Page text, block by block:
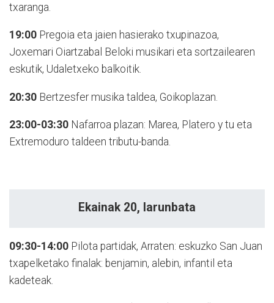
txaranga.
19:00 Pregoia eta jaien hasierako txupinazoa,
Joxemari Oiartzabal Beloki musikari eta sortzailearen
eskutik, Udaletxeko balkoitik.
20:30 Bertzesfer musika taldea, Goikoplazan.
23:00-03:30 Nafarroa plazan: Marea, Platero y tu eta
Extremoduro taldeen tributu-banda.
Ekainak 20, larunbata
09:30-14:00 Pilota partidak, Arraten: eskuzko San Juan
txapelketako finalak: benjamin, alebin, infantil eta
kadeteak.